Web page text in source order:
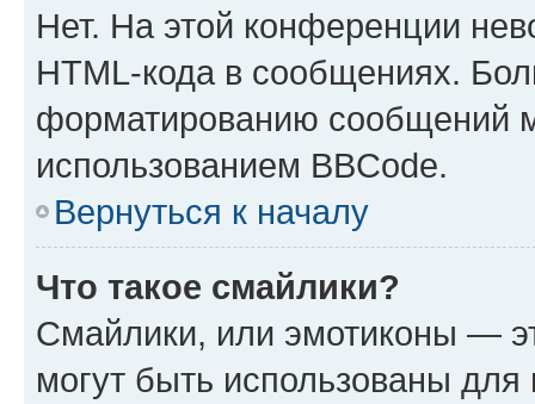
Нет. На этой конференции
HTML-кода в сообщениях.
форматированию сообщений
использованием BBCode.
Вернуться к началу
Что такое смайлики?
Смайлики, или эмотиконы —
могут быть использованы